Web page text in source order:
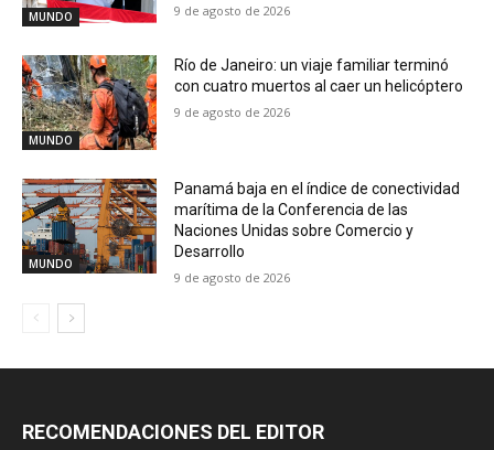
MUNDO 9 de agosto de 2026
MUNDO
Río de Janeiro: un viaje familiar terminó
con cuatro muertos al caer un helicóptero
9 de agosto de 2026
MUNDO
Panamá baja en el índice de conectividad
marítima de la Conferencia de las
Naciones Unidas sobre Comercio y
Desarrollo
9 de agosto de 2026
RECOMENDACIONES DEL EDITOR